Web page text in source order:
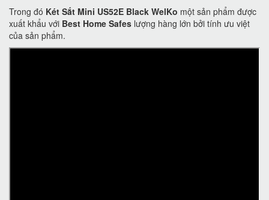
Trong đó Két Sắt Mini US52E Black WelKo một sản phẩm được
xuất khẩu với Best Home Safes lượng hàng lớn bởi tính ưu việt
của sản phẩm.